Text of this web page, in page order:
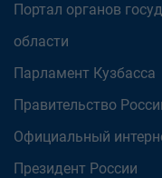
Портал органов
области
Парламент Кузбасса
Правительство
Официальный
Президент России